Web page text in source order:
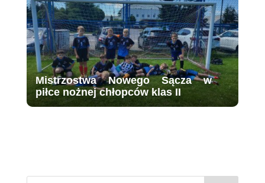
Mistrzostwa Nowego Sącza w
piłce nożnej chłopców klas II